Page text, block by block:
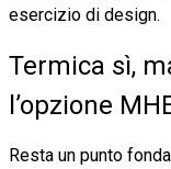
esercizio di design.
Termica sì,
l’opzione
Resta un punto